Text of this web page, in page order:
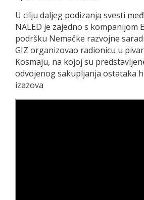
U cilju daljeg podizanja svesti
NALED je zajedno s kompanijom
podršku Nemačke razvojne
GIZ organizovao radionicu u
Kosmaju, na kojoj su
odvojenog sakupljanja ostataka
izazova